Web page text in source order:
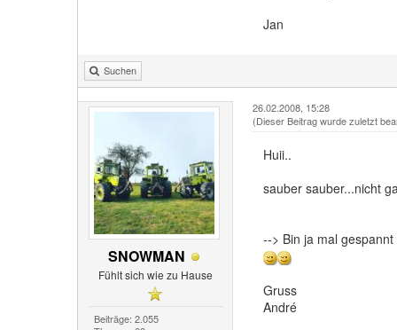
Jan
Suchen
SNOWMAN
Fühlt sich wie zu Hause
Beiträge: 2.055
26.02.2008, 15:28
(Dieser Beitrag wurde zuletzt
Huii..
sauber sauber...nicht
--> Bin ja mal
Gruss
André